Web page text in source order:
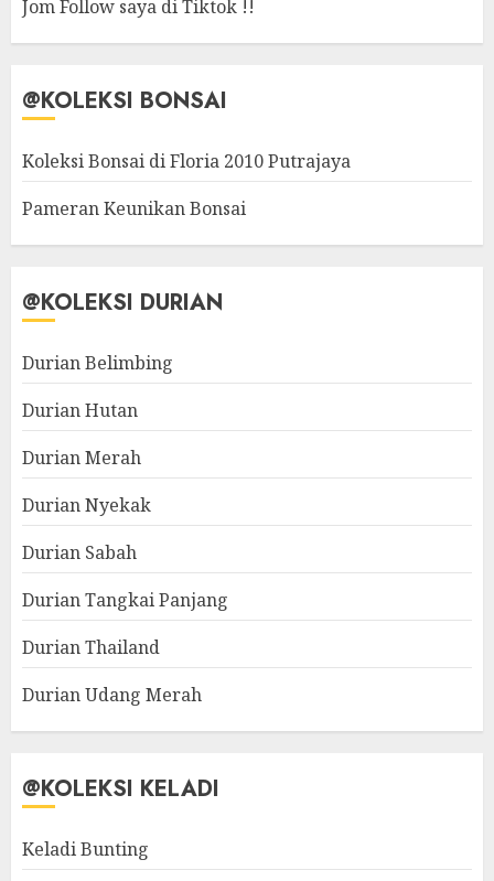
Jom Follow saya di Tiktok !!
@KOLEKSI BONSAI
Koleksi Bonsai di Floria 2010 Putrajaya
Pameran Keunikan Bonsai
@KOLEKSI DURIAN
Durian Belimbing
Durian Hutan
Durian Merah
Durian Nyekak
Durian Sabah
Durian Tangkai Panjang
Durian Thailand
Durian Udang Merah
@KOLEKSI KELADI
Keladi Bunting